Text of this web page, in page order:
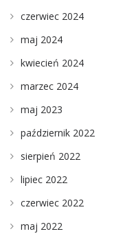
czerwiec 2024
maj 2024
kwiecień 2024
marzec 2024
maj 2023
październik 2022
sierpień 2022
lipiec 2022
czerwiec 2022
maj 2022